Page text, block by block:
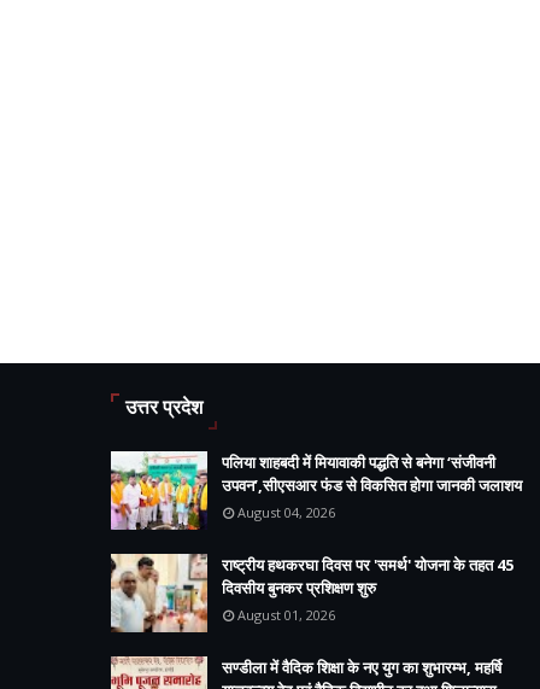
उत्तर प्रदेश
पलिया शाहबदी में मियावाकी पद्धति से बनेगा ‘संजीवनी
उपवन’,सीएसआर फंड से विकसित होगा जानकी जलाशय
August 04, 2026
राष्ट्रीय हथकरघा दिवस पर 'समर्थ' योजना के तहत 45
दिवसीय बुनकर प्रशिक्षण शुरु
August 01, 2026
सण्डीला में वैदिक शिक्षा के नए युग का शुभारम्भ, महर्षि